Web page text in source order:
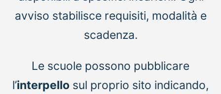
avviso stabilisce requisiti, modalità e
scadenza.
Le scuole possono pubblicare
l’interpello sul proprio sito indicando,